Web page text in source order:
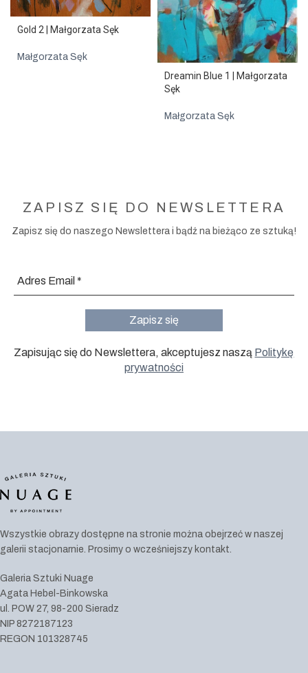
Gold 2 | Małgorzata Sęk
Małgorzata Sęk
Dreamin Blue 1 | Małgorzata
Sęk
Małgorzata Sęk
ZAPISZ SIĘ DO NEWSLETTERA
Zapisz się do naszego Newslettera i bądź na bieżąco ze sztuką!
Zapisując się do Newslettera, akceptujesz naszą Politykę
prywatności
Wszystkie obrazy dostępne na stronie można obejrzeć w naszej
galerii stacjonarnie. Prosimy o wcześniejszy kontakt.
Galeria Sztuki Nuage
Agata Hebel-Binkowska
ul. POW 27, 98-200 Sieradz
NIP 8272187123
REGON 101328745